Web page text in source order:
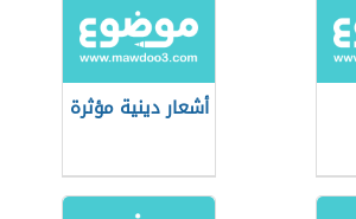
أشعار دينية مؤثرة